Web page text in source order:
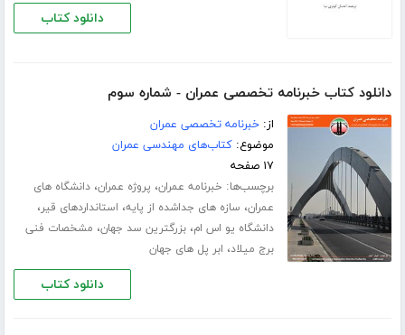
دانلود کتاب
دانلود کتاب خبرنامه تخصصی عمران - شماره سوم
از:خبرنامه تخصصی عمران
موضوع:کتاب‌های مهندسی عمران
۱۷ صفحه
برچسب‌ها: خبرنامه عمران، پروژه عمران،دانشگاه های
عمران، سازه های جداشده از پایه، استانداردهای قیر،
دانشگاه یو اس ام،بزرگترین سد جهان، مشخصات فنی
برج میلاد، ابر پل های جهان
دانلود کتاب